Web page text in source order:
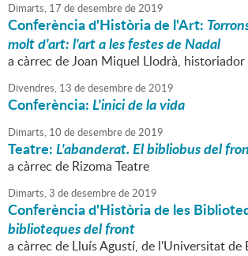
Dimarts, 17 dedesembrede2019
Conferència d'Història de l'Art:
molt d'art: l'art a les festes de Nadal
a càrrec de Joan Miquel Llodrà,
Divendres, 13 dedesembrede2019
Conferència:L'inici de la vida
Dimarts, 10 dedesembrede2019
Teatre:L'abanderat. El bibliobus del
a càrrec de Rizoma Teatre
Dimarts,3 dedesembrede2019
Conferència d'Història de les
biblioteques del front
a càrrec de Lluís Agustí, de l'Universitat de